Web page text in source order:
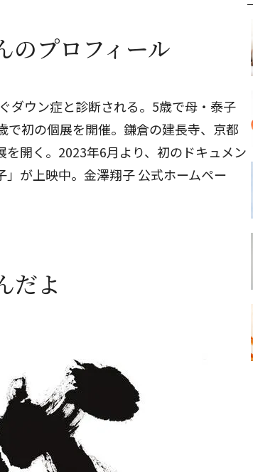
のプロフィール
ダウン症と診断される。5歳で母・泰子
で初の個展を開催。鎌倉の建長寺、京都
開く。2023年6月より、初のドキュメン
が上映中。金澤翔子 公式ホームペー
だよ